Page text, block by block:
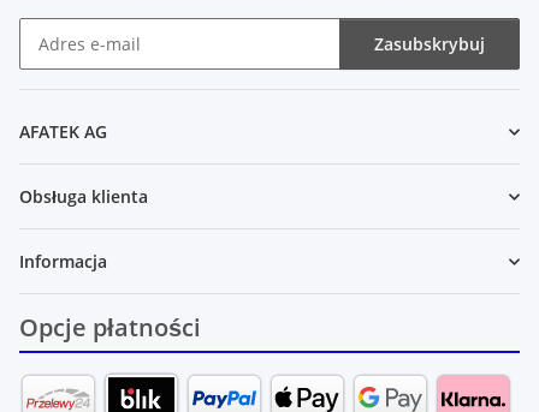
Zasubskrybuj
AFATEK AG
Obsługa klienta
Informacja
Opcje płatności